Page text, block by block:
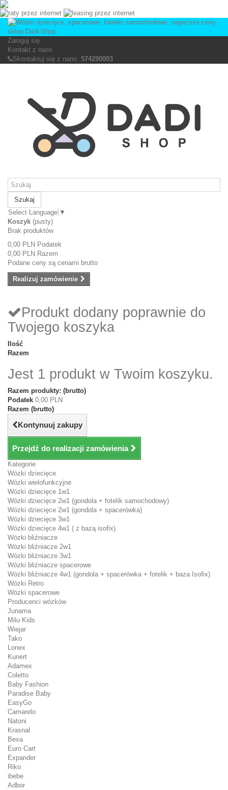
Zaloguj się
Kontakt z nami
Skontaktuj się z nami: 574290003
Szukaj
Select Language ▼
Koszyk (pusty)
Brak produktów
0,00 PLN Podatek
0,00 PLN Razem
Podane ceny są cenami brutto
Realizuj zamówienie
Produkt dodany poprawnie do
Twojego koszyka
Ilość
Razem
Jest 1 produkt w Twoim koszyku.
Razem produkty: (brutto)
Podatek 0,00 PLN
Razem (brutto)
Kontynuuj zakupy
Przejdź do realizacji zamówienia
Kategorie
Wózki dziecięce
Wózki wielofunkcyjne
Wózki dziecięce 1w1
Wózki dziecięce 2w1 (gondola + fotelik samochodowy)
Wózki dziecięce 2w1 (gondola + spacerówka)
Wózki dziecięce 3w1
Wózki dziecięce 4w1 ( z bazą isofix)
Wózki bliźniacze
Wózki bliźniacze 2w1
Wózki bliźniacze 3w1
Wózki bliźniacze spacerowe
Wózki bliźniacze 4w1 (gondola + spacerówka + fotelik + baza Isofix)
Wózki Retro
Wózki spacerowe
Producenci wózków
Junama
Milu Kids
Wiejar
Tako
Lonex
Kunert
Adamex
Coletto
Baby Fashion
Paradise Baby
EasyGo
Camarelo
Natoni
Krasnal
Bexa
Euro Cart
Expander
Riko
ibebe
Adbor